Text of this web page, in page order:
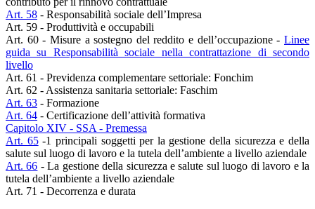
Art. 58 - Responsabilità sociale dell’Impresa
Art. 59 - Produttività e occupabili
Art. 60 - Misure a sostegno del reddito e dell’occupazione - Linee
guida su Responsabilità sociale nella contrattazione di secondo
livello
Art. 61 - Previdenza complementare settoriale: Fonchim
Art. 62 - Assistenza sanitaria settoriale: Faschim
Art. 63 - Formazione
Art. 64 - Certificazione dell’attività formativa
Capitolo XIV - SSA - Premessa
Art. 65-1 principali soggetti per la gestione della sicurezza e della
salute sul luogo di lavoro e la tutela dell’ambiente a livello aziendale
Art. 66 - La gestione della sicurezza e salute sul luogo di lavoro e la
tutela dell’ambiente a livello aziendale
Art. 71 - Decorrenza e durata